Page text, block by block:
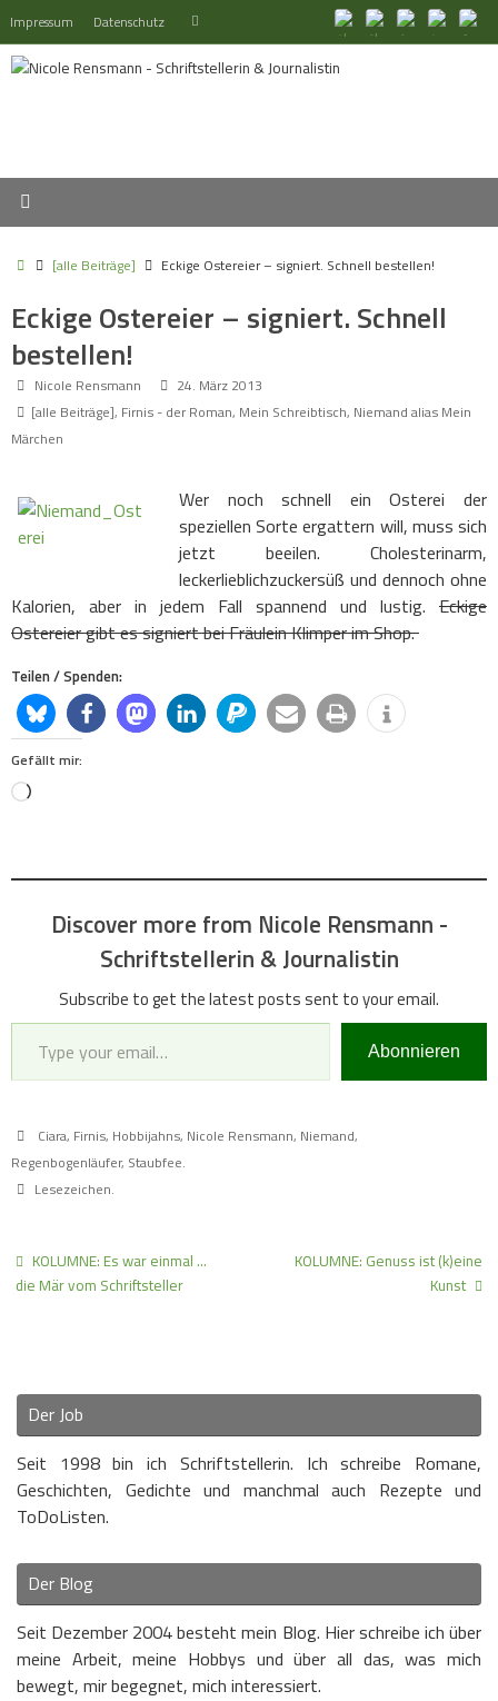
Inhalt
springen
Impressum Datenschutz Suchen
Start[alle Beiträge] Eckige Ostereier – signiert. Schnell bestellen!
Eckige Ostereier – signiert. Schnell
bestellen!
Nicole Rensmann
24. März 2013
[alle Beiträge], Firnis - der Roman, Mein Schreibtisch, Niemand alias Mein
Märchen
Wer noch schnell ein Osterei der
speziellen Sorte ergattern will, muss sich
jetzt beeilen. Cholesterinarm,
leckerlieblichzuckersüß und dennoch ohne
Kalorien, aber in jedem Fall spannend und lustig. Eckige
Ostereier gibt es signiert bei Fräulein Klimper im Shop.
Teilen / Spenden:
Gefällt mir:
Loading…
Discover more from Nicole Rensmann -
Schriftstellerin & Journalistin
Subscribe to get the latest posts sent to your email.
Type your email…
Abonnieren
Ciara, Firnis, Hobbijahns, Nicole Rensmann, Niemand,
Regenbogenläufer, Staubfee.
Lesezeichen.
KOLUMNE: Es war einmal …
die Mär vom Schriftsteller
KOLUMNE: Genuss ist (k)eine
Kunst
Der Job
Seit 1998 bin ich Schriftstellerin. Ich schreibe Romane,
Geschichten, Gedichte und manchmal auch Rezepte und
ToDoListen.
Der Blog
Seit Dezember 2004 besteht mein Blog. Hier schreibe ich über
meine Arbeit, meine Hobbys und über all das, was mich
bewegt, mir begegnet, mich interessiert.